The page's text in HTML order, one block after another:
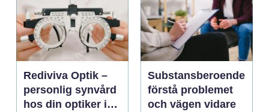
Rediviva Optik –
personlig synvård
hos din optiker i
Substansberoende
förstå problemet
och vägen vidare